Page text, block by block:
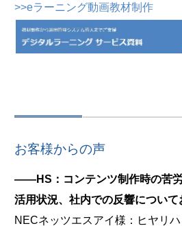
>>eラーニング動画教材制作
お客様からの声
――HS：コンテンツ制作時の苦
活用状況、社内での反響について
NECネッツエスアイ様：ヒヤリ